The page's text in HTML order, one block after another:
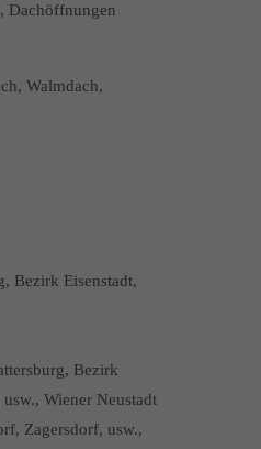
Dachöffnungen
Walmdach,
Bezirk Eisenstadt,
Bezirk
Wiener Neustadt
Zagersdorf, usw.,